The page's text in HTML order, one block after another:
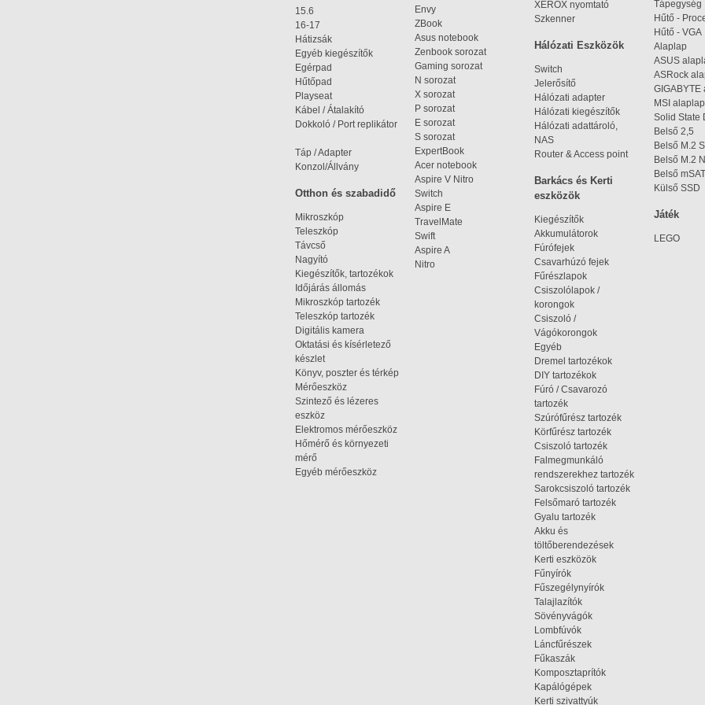
Envy
ZBook
Asus notebook
Zenbook sorozat
Gaming sorozat
N sorozat
X sorozat
P sorozat
E sorozat
S sorozat
ExpertBook
Acer notebook
Aspire V Nitro
Switch
Aspire E
TravelMate
Swift
Aspire A
Nitro
15.6
16-17
Hátizsák
Egyéb kiegészítők
Egérpad
Hűtőpad
Playseat
Kábel / Átalakító
Dokkoló / Port replikátor
Táp / Adapter
Konzol/Állvány
XEROX nyomtató
Szkenner
Tápegység
Hűtő -
Hűtő - VGA
Alaplap
ASUS
ASRock
MSI alaplap
Solid State
Belső 2,5
Belső M.2
Belső M.2
Belső
Külső SSD
Hálózati Eszközök
Switch
Jelerősítő
Hálózati adapter
Hálózati kiegészítők
Hálózati adattároló,
NAS
Router & Access point
Barkács és Kerti
eszközök
Kiegészítők
Akkumulátorok
Fúrófejek
Csavarhúzó fejek
Fűrészlapok
Csiszolólapok /
korongok
Csiszoló /
Vágókorongok
Egyéb
Dremel tartozékok
DIY tartozékok
Fúró / Csavarozó
tartozék
Szúrófűrész tartozék
Körfűrész tartozék
Csiszoló tartozék
Falmegmunkáló
rendszerekhez tartozék
Sarokcsiszoló tartozék
Felsőmaró tartozék
Gyalu tartozék
Akku és
töltőberendezések
Kerti eszközök
Fűnyírók
Fűszegélynyírók
Talajlazítók
Sövényvágók
Lombfúvók
Láncfűrészek
Fűkaszák
Komposztaprítók
Kapálógépek
Kerti szivattyúk
Otthon és szabadidő
Mikroszkóp
Teleszkóp
Távcső
Nagyító
Kiegészítők, tartozékok
Időjárás állomás
Mikroszkóp tartozék
Teleszkóp tartozék
Digitális kamera
Oktatási és kísérletező
készlet
Könyv, poszter és térkép
Mérőeszköz
Szintező és lézeres
eszköz
Elektromos mérőeszköz
Hőmérő és környezeti
mérő
Egyéb mérőeszköz
Játék
LEGO